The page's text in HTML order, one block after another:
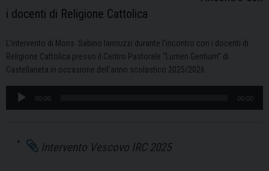
i docenti di Religione Cattolica
L’intervento di Mons. Sabino Iannuzzi durante l’incontro con i docenti di
Religione Cattolica presso il Centro Pastorale “Lumen Gentium” di
Castellaneta in occasione dell’anno scolastico 2025/2026.
Audio
00:00 00:00
Intervento Vescovo IRC 2025